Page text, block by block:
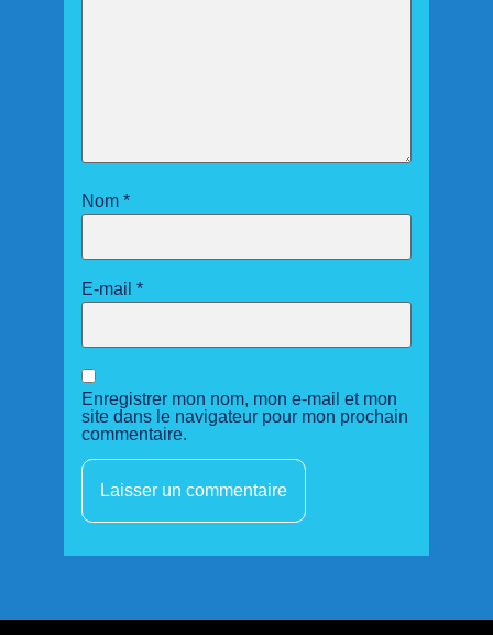
Nom *
E-mail *
Enregistrer mon nom, mon e-mail et mon
site dans le navigateur pour mon prochain
commentaire.